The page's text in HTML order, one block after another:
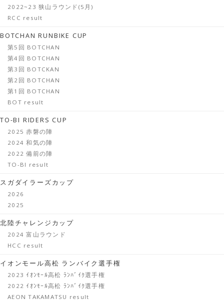
2022~23 狭山ラウンド(5月)
RCC result
BOTCHAN RUNBIKE CUP
第5回 BOTCHAN
第4回 BOTCHAN
第3回 BOTCKAN
第2回 BOTCHAN
第1回 BOTCHAN
BOT result
TO-BI RIDERS CUP
2025 赤磐の陣
2024 和気の陣
2022 備前の陣
TO-BI result
スガダイラーズカップ
2026
2025
北陸チャレンジカップ
2024 富山ラウンド
HCC result
イオンモール高松 ランバイク選手権
2023 ｲｵﾝﾓｰﾙ高松 ﾗﾝﾊﾞｲｸ選手権
2022 ｲｵﾝﾓｰﾙ高松 ﾗﾝﾊﾞｲｸ選手権
AEON TAKAMATSU result